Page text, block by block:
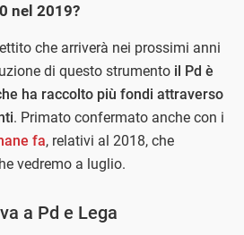
nel 2019?
che arriverà nei prossimi anni
di questo strumento il Pd è
ha raccolto più fondi attraverso
. Primato confermato anche con i
fa, relativi al 2018, che
vedremo a luglio.
a Pd e Lega